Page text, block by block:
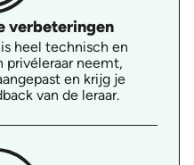
verbeteringen
heel technisch en
privéleraar neemt,
en krijg je
van de leraar.